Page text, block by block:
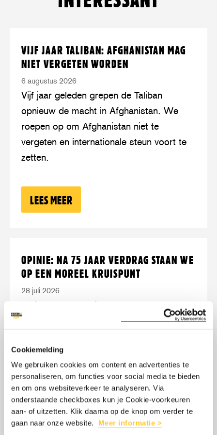
Cookiemelding
We gebruiken cookies om content en advertenties te
personaliseren, om functies voor social media te bieden
en om ons websiteverkeer te analyseren. Via
onderstaande checkboxes kun je Cookie-voorkeuren
aan- of uitzetten. Klik daarna op de knop om verder te
gaan naar onze website. Meer informatie >
VIJF JAAR TALIBAN: AFGHANISTAN MAG
NIET VERGETEN WORDEN
6 augustus 2026
Vijf jaar geleden grepen de Taliban
opnieuw de macht in Afghanistan. We
roepen op om Afghanistan niet te
vergeten en internationale steun voort te
zetten.
LEES MEER
meer
Vijf
jaar
Taliban:
Afghanistan
mag
niet
vergeten
worden
OPINIE: NA 75 JAAR VERDRAG STAAN WE
OP EEN MOREEL KRUISPUNT
28 juli 2026
75 jaar na het oprichten van het
Vluchtelingenverdrag staat het onder
opiniestuk van onze directeur Benoit De
Gryse.
LEES MEEROVER: OPINIE: NA 75 JAAR
meer
Opinie:
we
op
een
moreel
kruispunt